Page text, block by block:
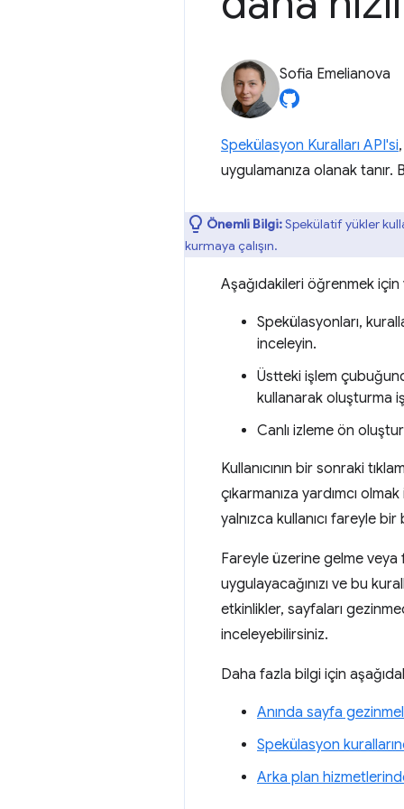
Sofia Emelianova
Spekülasyon Kuralları API'si
uygulamanıza olanak
Önemli Bilgi:Spekülatif yükler
kurmaya çalışın.
Aşağıdakileri öğrenmek
Spekülasyonları,
inceleyin.
Üstteki işlem
kullanarak oluşturma
Canlı izleme ön
Kullanıcının bir sonraki
çıkarmanıza yardımcı
yalnızca kullanıcı fareyle
Fareyle üzerine gelme veya
uygulayacağınızı ve bu
etkinlikler, sayfaları
inceleyebilirsiniz.
Daha fazla bilgi için
Anında sayfa
Spekülasyon
Arka plan